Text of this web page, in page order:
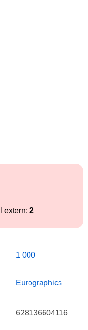
extern: 2
1 000
Eurographics
628136604116